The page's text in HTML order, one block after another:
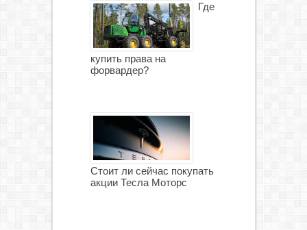
Где
купить права на
форвардер?
Стоит ли сейчас покупать
акции Тесла Моторс